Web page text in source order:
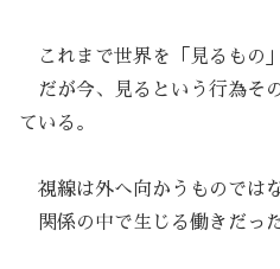
これまで世界を「見るもの
だが今、見るという行為そ
ている。
視線は外へ向かうものではな
関係の中で生じる働きだった